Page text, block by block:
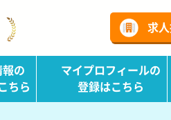
求
の
ちら
マイプロフィールの
登録はこちら